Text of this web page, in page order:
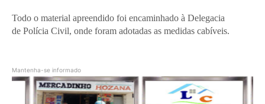
Todo o material apreendido foi encaminhado à Delegacia
de Polícia Civil, onde foram adotadas as medidas cabíveis.
Mantenha-se informado